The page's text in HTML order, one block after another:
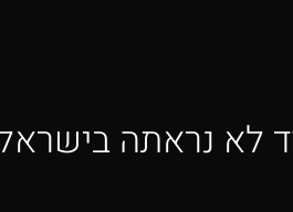
לא נראתה